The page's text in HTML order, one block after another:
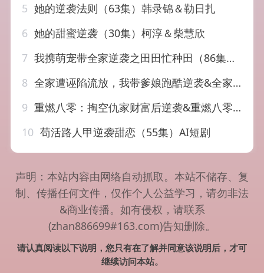
5 她的逆袭法则（63集）韩录锦＆勒日扎
6 她的甜蜜逆袭（30集）柯淳＆柴慧欣
7 我携萌宠带全家逆袭之田田忙种田（86集）AI短剧
8 全家遭诬陷流放，我带爹娘跑酷逆袭&全家遭诬陷流放我带爹娘跑酷逆袭（44集）AI短剧
9 重燃八零：掏空仇家财富后逆袭&重燃八零掏空仇家财富后逆袭（71集）郭建清&刘雪莹
10 苟活路人甲逆袭甜恋（55集）AI短剧
声明：本站内容由网络自动抓取。本站不储存、复
制、传播任何文件，仅作个人公益学习，请勿非法
&商业传播。如有侵权，请联系
(zhan886699#163.com)告知删除。
请认真阅读以下说明，您只有在了解并同意该说明后，才可
继续访问本站。